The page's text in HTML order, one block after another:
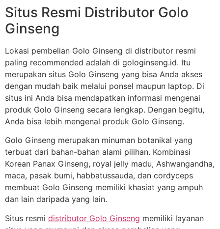
Situs Resmi Distributor Golo
Ginseng
Lokasi pembelian Golo Ginseng di distributor resmi
paling recommended adalah di gologinseng.id. Itu
merupakan situs Golo Ginseng yang bisa Anda akses
dengan mudah baik melalui ponsel maupun laptop. Di
situs ini Anda bisa mendapatkan informasi mengenai
produk Golo Ginseng secara lengkap. Dengan begitu,
Anda bisa lebih mengenal produk Golo Ginseng.
Golo Ginseng merupakan minuman botanikal yang
terbuat dari bahan-bahan alami pilihan. Kombinasi
Korean Panax Ginseng, royal jelly madu, Ashwangandha,
maca, pasak bumi, habbatussauda, dan cordyceps
membuat Golo Ginseng memiliki khasiat yang ampuh
dan lain daripada yang lain.
Situs resmi distributor Golo Ginseng memiliki layanan